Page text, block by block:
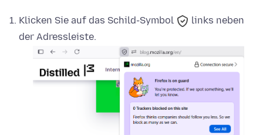
Klicken Sie auf das Schild-Symbol
links neben
der Adressleiste.